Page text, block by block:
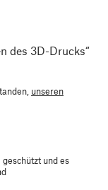
des 3D-Drucks“
unseren
und es